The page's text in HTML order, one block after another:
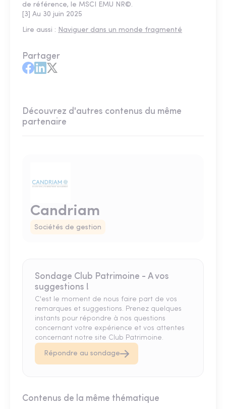
de référence, le MSCI EMU NR©.
[3] Au 30 juin 2025
Lire aussi : Naviguer dans un monde fragmenté
Partager
Découvrez d'autres contenus du même
partenaire
Candriam
Sociétés de gestion
Sondage Club Patrimoine - A vos
suggestions !
C'est le moment de nous faire part de vos
remarques et suggestions. Prenez quelques
instants pour répondre à nos questions
concernant votre expérience et vos attentes
concernant notre site Club Patrimoine.
Répondre au sondage
Contenus de la même thématique